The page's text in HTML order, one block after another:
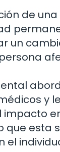
de
un
y
impacto
que esta
el